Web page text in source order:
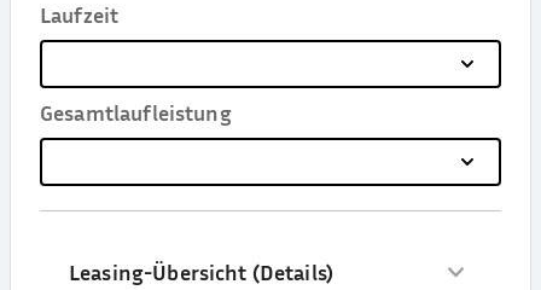
Laufzeit
Gesamtlaufleistung
Leasing-Übersicht (Details)